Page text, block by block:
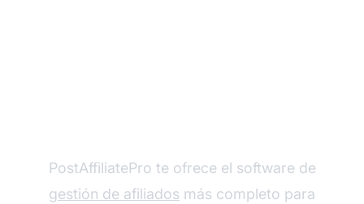
PostAffiliatePro te ofrece el software de
gestión de afiliados más completo para